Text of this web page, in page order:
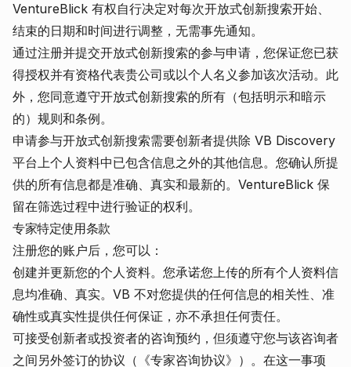
VentureBlick 有权自行决定对每次开放式创新搜索开始、
结束的日期和时间进行调整，无需事先通知。
通过注册并提交开放式创新搜索的参与申请，您保证您已获
得授权并有资格代表贵公司或以个人名义参加该次活动。此
外，您同意遵守开放式创新搜索的所有（包括明示和暗示
的）规则和条例。
申请参与开放式创新搜索需要创新者提供除 VB Discovery
平台上个人资料中已包含信息之外的其他信息。您确认所提
供的所有信息都是准确、真实和最新的。VentureBlick 保
留在筛选过程中进行验证的权利。
专家特定使用条款
注册您的账户后，您可以：
创建并更新您的个人资料。您承诺您上传的所有个人资料信
息均准确、真实。VB 不对您提供的任何信息的相关性、准
确性或真实性提供任何保证，亦不承担任何责任。
可接受创新者或投资者的咨询预约，但须遵守您与该咨询者
之间另外签订的协议（《专家咨询协议》）。在这一事项